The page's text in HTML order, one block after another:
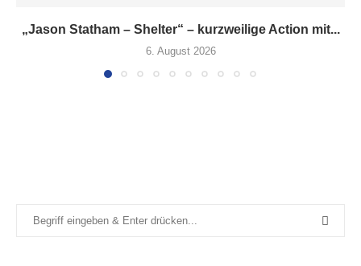
„Jason Statham – Shelter“ – kurzweilige Action mit...
6. August 2026